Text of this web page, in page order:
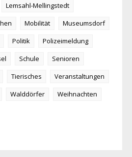
Lemsahl-Mellingstedt
Mobilität
Museumsdorf
Politik
Polizeimeldung
Schule
Senioren
Tierisches
Veranstaltungen
Walddörfer
Weihnachten